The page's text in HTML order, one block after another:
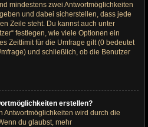
mindestens zwei Antwortmöglichkeiten
und dabei sicherstellen, dass jede
Zeile steht. Du kannst auch unter
festlegen, wie viele Optionen ein
Zeitlimit für die Umfrage gilt (0 bedeutet
und schließlich, ob die Benutzer
erstellen?
Antwortmöglichkeiten wird durch die
du glaubst, mehr